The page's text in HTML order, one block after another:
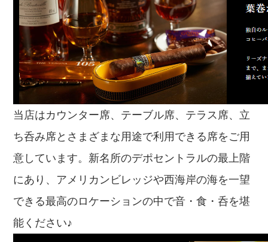
当店はカウンター席、テーブル席、テラス席、立
ち呑み席とさまざまな用途で利用できる席をご用
意しています。新名所のデポセントラルの最上階
にあり、アメリカンビレッジや西海岸の海を一望
できる最高のロケーションの中で音・食・呑を堪
能ください♪